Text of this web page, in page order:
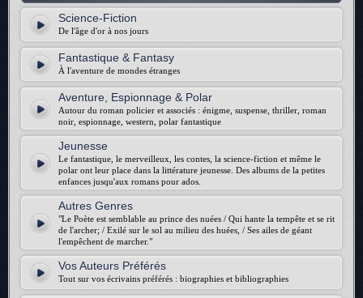
Science-Fiction
De l'âge d'or à nos jours
Fantastique & Fantasy
À l'aventure de mondes étranges
Aventure, Espionnage & Polar
Autour du roman policier et associés : énigme, suspense, thriller, roman
noir, espionnage, western, polar fantastique
Jeunesse
Le fantastique, le merveilleux, les contes, la science-fiction et même le
polar ont leur place dans la littérature jeunesse. Des albums de la petites
enfances jusqu'aux romans pour ados.
Autres Genres
"Le Poète est semblable au prince des nuées / Qui hante la tempête et se rit
de l'archer; / Exilé sur le sol au milieu des huées, / Ses ailes de géant
l'empêchent de marcher."
Vos Auteurs Préférés
Tout sur vos écrivains préférés : biographies et bibliographies